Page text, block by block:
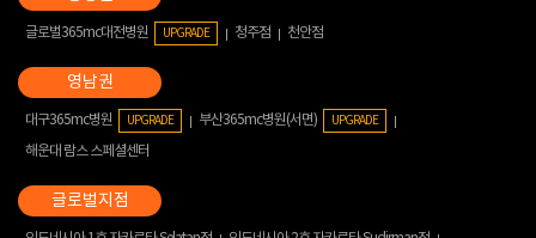
글로벌365mc대전병원 UPGRADE 청주점 천안점
대구365mc병원 UPGRADE 부산365mc병원(서면) UPGRADE
해운대 람스 스페셜센터